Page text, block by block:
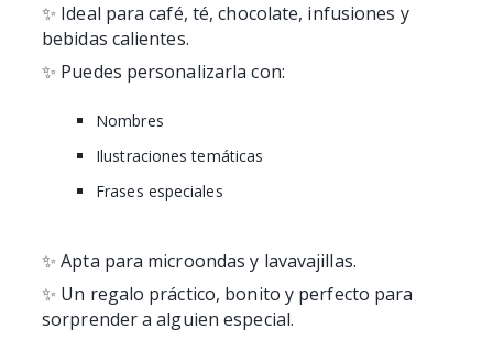
✨ Ideal para café, té, chocolate, infusiones y
bebidas calientes.
✨ Puedes personalizarla con:
Nombres
Ilustraciones temáticas
Frases especiales
✨ Apta para microondas y lavavajillas.
✨ Un regalo práctico, bonito y perfecto para
sorprender a alguien especial.